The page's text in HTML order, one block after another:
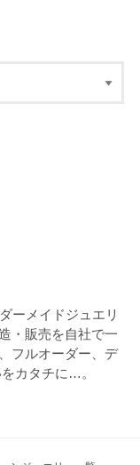
ーメイドジュエリ
・販売を自社で一
フルオーダー、デ
カタチに…。